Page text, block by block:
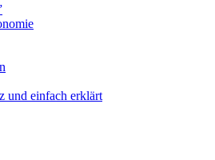
und einfach erklärt